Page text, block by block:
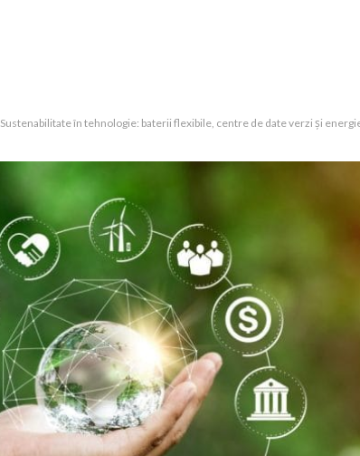
Sustenabilitate în tehnologie: baterii flexibile, centre de date verzi și